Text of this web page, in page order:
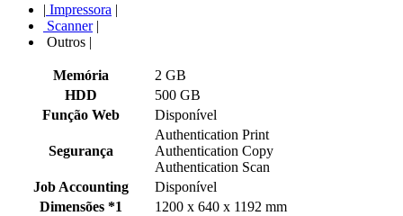
| Impressora |
Scanner|
Outros |
Memória
2 GB
HDD
500 GB
Função Web
Disponível
Segurança
Authentication Print
Authentication Copy
Authentication Scan
Job Accounting
Disponível
Dimensões *1
1200 x 640 x 1192 mm